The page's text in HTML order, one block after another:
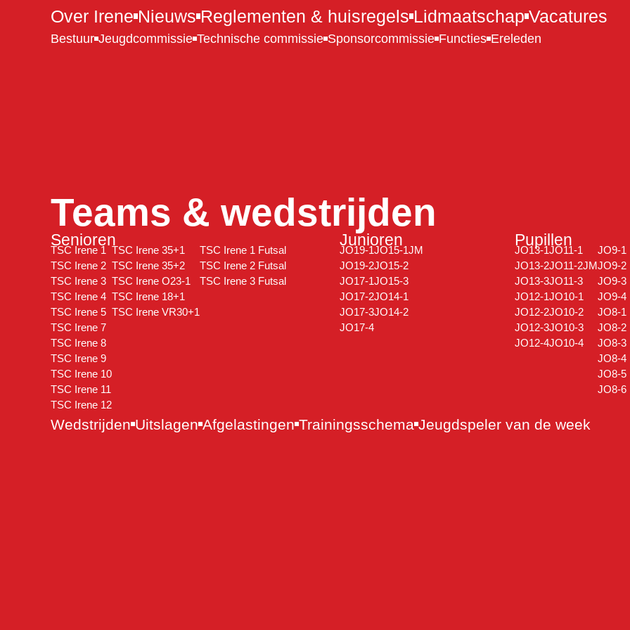
Over Irene Nieuws Reglementen & huisregels Lidmaatschap Vacatures
Bestuur Jeugdcommissie Technische commissie Sponsorcommissie Functies Ereleden
Teams & wedstrijden
Senioren
TSC Irene 1
TSC Irene 2
TSC Irene 3
TSC Irene 4
TSC Irene 5
TSC Irene 7
TSC Irene 8
TSC Irene 9
TSC Irene 10
TSC Irene 11
TSC Irene 12
TSC Irene 35+1
TSC Irene 35+2
TSC Irene O23-1
TSC Irene 18+1
TSC Irene VR30+1
TSC Irene 1 Futsal
TSC Irene 2 Futsal
TSC Irene 3 Futsal
Junioren
JO19-1
JO19-2
JO17-1
JO17-2
JO17-3
JO17-4
JO15-1JM
JO15-2
JO15-3
JO14-1
JO14-2
Pupillen
JO13-1
JO13-2
JO13-3
JO12-1
JO12-2
JO12-3
JO12-4
JO11-1
JO11-2JM
JO11-3
JO10-1
JO10-2
JO10-3
JO10-4
JO9-1
JO9-2
JO9-3
JO9-4
JO8-1
JO8-2
JO8-3
JO8-4
JO8-5
JO8-6
Wedstrijden Uitslagen Afgelastingen Trainingsschema Jeugdspeler van de week